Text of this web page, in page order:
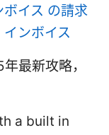
イス の請求
ンボイス
最新攻略，
a built in